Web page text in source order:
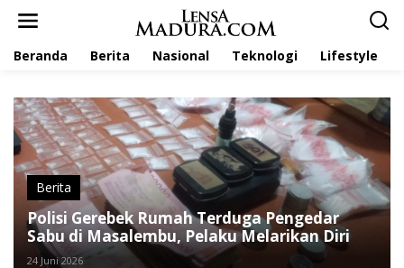
Beranda Berita Nasional Teknologi Lifestyle
Berita
PCNU Masalembu Tetapkan Buang Sampah
Sembarangan Haram
26 Februari 2026